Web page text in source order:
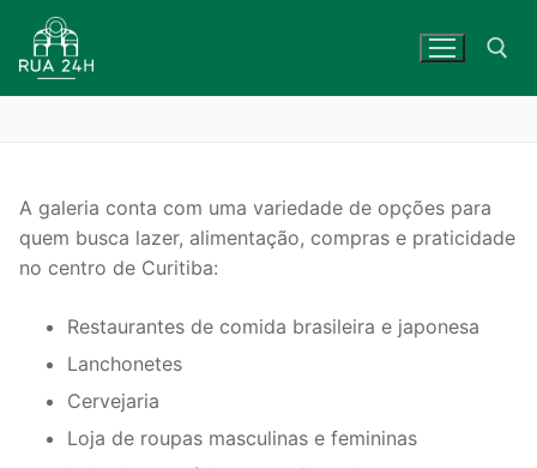
content
A galeria conta com uma variedade de opções para
quem busca lazer, alimentação, compras e praticidade
no centro de Curitiba:
Restaurantes de comida brasileira e japonesa
Lanchonetes
Cervejaria
Loja de roupas masculinas e femininas